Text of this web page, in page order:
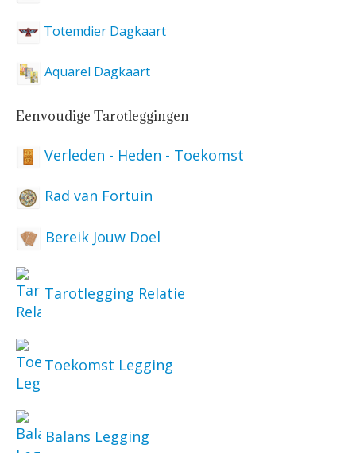
Totemdier Dagkaart
Aquarel Dagkaart
Eenvoudige Tarotleggingen
Verleden - Heden - Toekomst
Rad van Fortuin
Bereik Jouw Doel
Tarotlegging Relatie
Toekomst Legging
Balans Legging